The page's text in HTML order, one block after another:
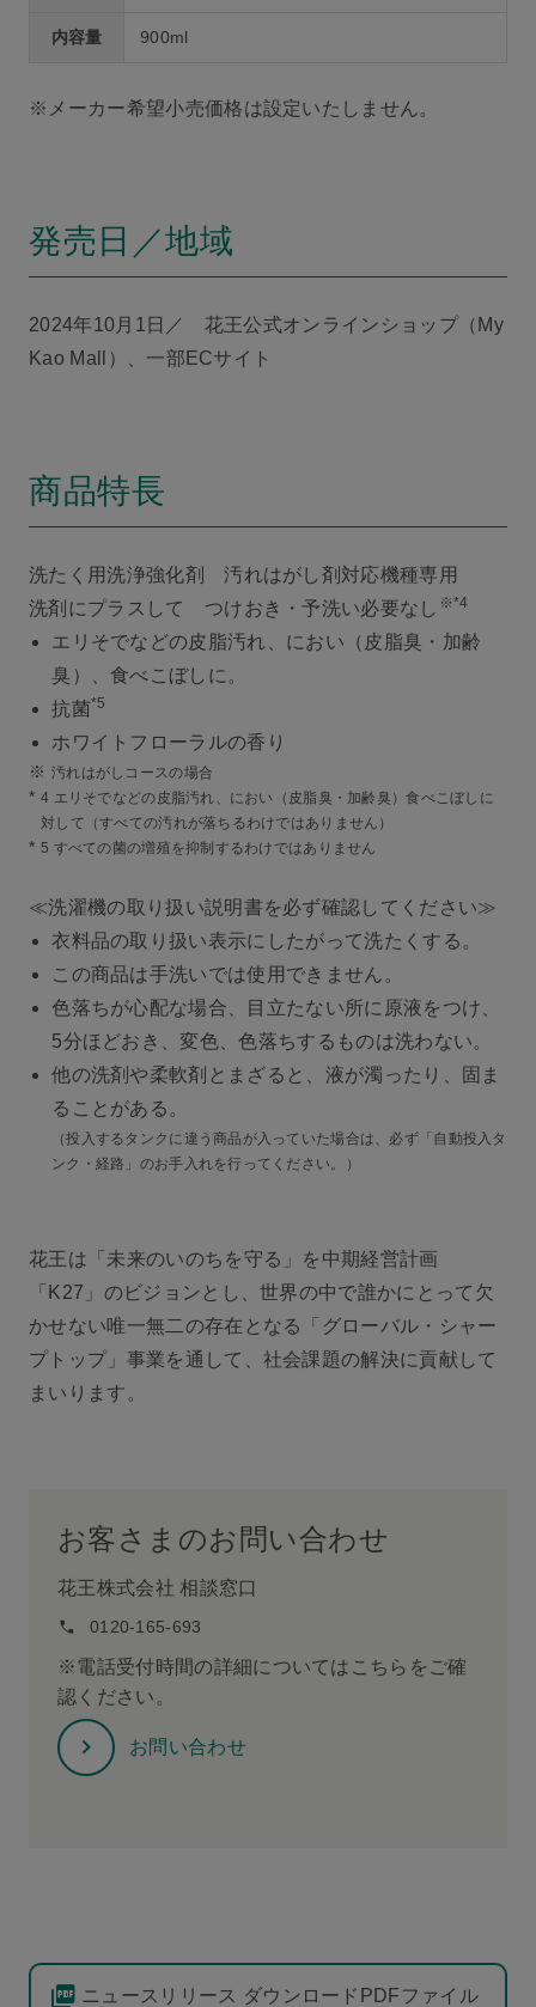
内容量 900ml
※メーカー希望小売価格は設定いたしません。
発売日／地域
2024年10月1日／ 花王公式オンラインショップ（My
Kao Mall）、一部ECサイト
商品特長
洗たく用洗浄強化剤 汚れはがし剤対応機種専用
洗剤にプラスして つけおき・予洗い必要なし ※*4
エリそでなどの皮脂汚れ、におい（皮脂臭・加齢
臭）、食べこぼしに。
抗菌*5
ホワイトフローラルの香り
※ 汚れはがしコースの場合
* 4 エリそでなどの皮脂汚れ、におい（皮脂臭・加齢臭）食べこぼしに
対して（すべての汚れが落ちるわけではありません）
* 5 すべての菌の増殖を抑制するわけではありません
≪洗濯機の取り扱い説明書を必ず確認してください≫
衣料品の取り扱い表示にしたがって洗たくする。
この商品は手洗いでは使用できません。
色落ちが心配な場合、目立たない所に原液をつけ、
5分ほどおき、変色、色落ちするものは洗わない。
他の洗剤や柔軟剤とまざると、液が濁ったり、固ま
ることがある。
（投入するタンクに違う商品が入っていた場合は、必ず「自動投入タ
ンク・経路」のお手入れを行ってください。）
花王は「未来のいのちを守る」を中期経営計画
「K27」のビジョンとし、世界の中で誰かにとって欠
かせない唯一無二の存在となる「グローバル・シャー
プトップ」事業を通して、社会課題の解決に貢献して
まいります。
お客さまのお問い合わせ
花王株式会社 相談窓口
0120-165-693
※電話受付時間の詳細についてはこちらをご確
認ください。
お問い合わせ
ニュースリリース ダウンロードPDFファイル